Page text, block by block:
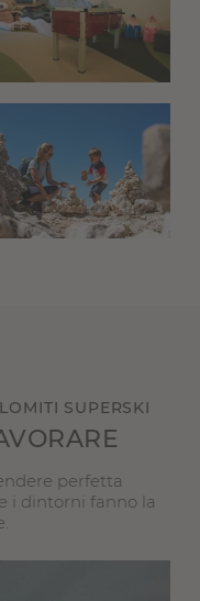
SUPERSKI
perfetta
i dintorni fanno la